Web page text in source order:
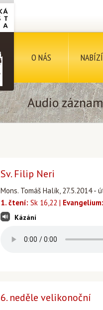
O NÁS
Audio
Sv. Filip Neri
Mons. Tomáš Halík, 27.5.2014 -
1. čtení: Sk 16,22 | Evangelium:
Kázání
6. neděle velikonoční